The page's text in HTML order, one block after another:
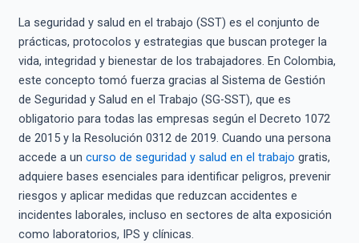
La seguridad y salud en el trabajo (SST) es el conjunto de
prácticas, protocolos y estrategias que buscan proteger la
vida, integridad y bienestar de los trabajadores. En Colombia,
este concepto tomó fuerza gracias al Sistema de Gestión
de Seguridad y Salud en el Trabajo (SG-SST), que es
obligatorio para todas las empresas según el Decreto 1072
de 2015 y la Resolución 0312 de 2019. Cuando una persona
accede a un curso de seguridad y salud en el trabajo gratis,
adquiere bases esenciales para identificar peligros, prevenir
riesgos y aplicar medidas que reduzcan accidentes e
incidentes laborales, incluso en sectores de alta exposición
como laboratorios, IPS y clínicas.